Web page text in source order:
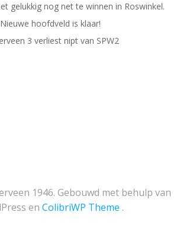
gelukkig nog net te winnen in Roswinkel.
Nieuwe hoofdveld is klaar!
3 verliest nipt van SPW2
1946. Gebouwd met behulp van
en ColibriWP Theme .